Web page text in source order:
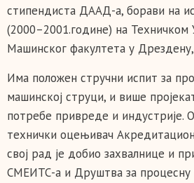
стипендиста ДААД-а, борави на
(2000–2001.године) на Техничком
Машинског факултета у
Има положен стручни испит за
машинској струци, и више
потребе привреде и индустрије.
технички оцењивач
свој рад је добио захвалнице и
СМЕИТС-а и Друштва за процесну